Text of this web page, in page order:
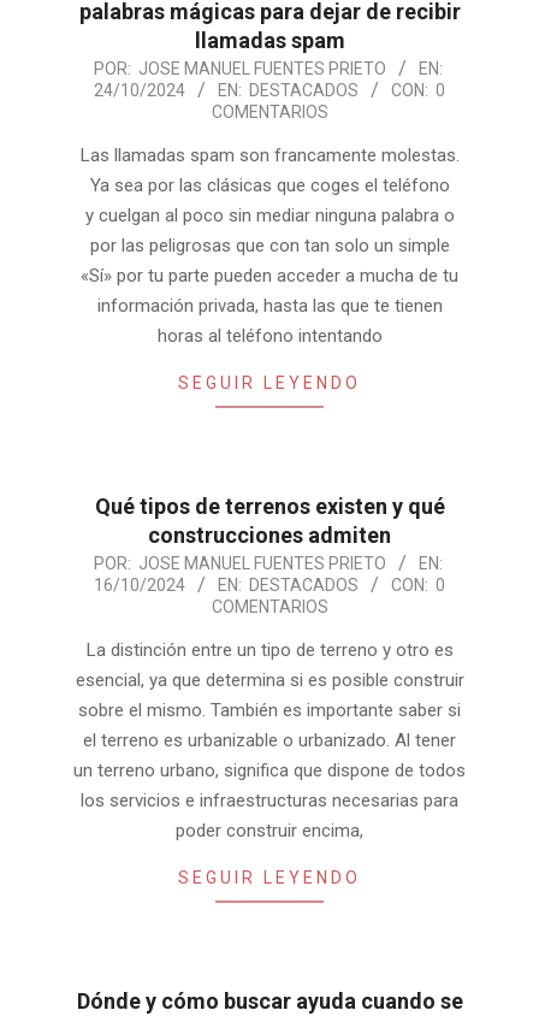
palabras mágicas para dejar de recibir
llamadas spam
2024-
10-
POR: JOSE MANUEL FUENTES PRIETO
EN:
24/10/2024
EN: DESTACADOS CON: 0
COMENTARIOS
Las llamadas spam son francamente molestas.
Ya sea por las clásicas que coges el teléfono
y cuelgan al poco sin mediar ninguna palabra o
por las peligrosas que con tan solo un simple
«Sí» por tu parte pueden acceder a mucha de tu
información privada, hasta las que te tienen
horas al teléfono intentando
SEGUIR LEYENDO
Qué tipos de terrenos existen y qué
construcciones admiten
2024-POR: JOSE MANUEL FUENTES PRIETO
EN:
16/10/2024
EN: DESTACADOS CON: 0
COMENTARIOS
La distinción entre un tipo de terreno y otro es
esencial, ya que determina si es posible construir
sobre el mismo. También es importante saber si
el terreno es urbanizable o urbanizado. Al tener
un terreno urbano, significa que dispone de todos
los servicios e infraestructuras necesarias para
poder construir encima,
SEGUIR LEYENDO
Dónde y cómo buscar ayuda cuando se